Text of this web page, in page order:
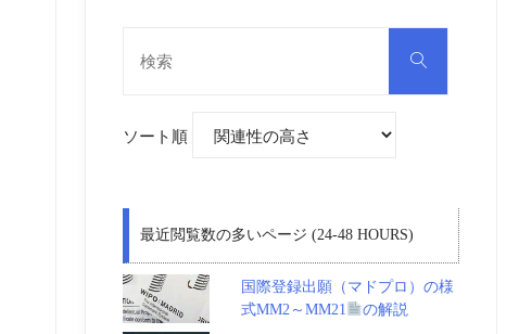
検
ソート順
最近閲覧数の多いページ (24-48 HOURS)
国際登録出願（マドプロ）の様
式MM2～MM21
の解説